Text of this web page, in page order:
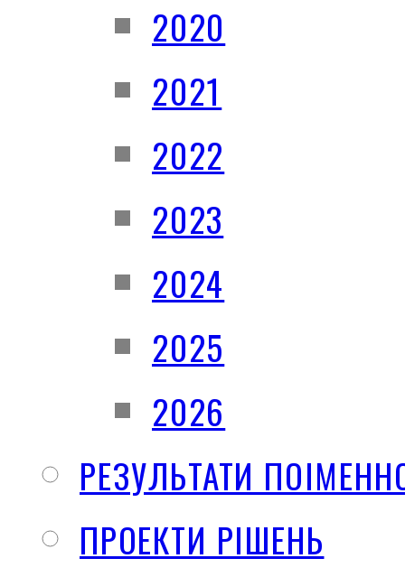
2020
2021
2022
2023
2024
2025
2026
РЕЗУЛЬТАТИ
ПРОЕКТИ РІШЕНЬ